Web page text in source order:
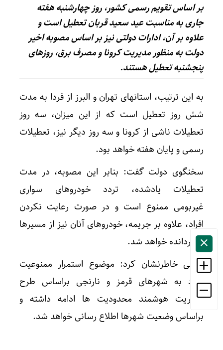
بر اساس تقویم رسمی کشور، روز چهارشنبه هفته
جاری به مناسبت عید سعید قربان تعطیل است و
علاوه بر آن، ادارات دولتی نیز بر اساس مصوبه اخیر
دولت به منظور مدیریت کرونا و مصرف برق، روزهای
پنجشنبه تعطیل هستند.
به این ترتیب، استانهای تهران و البرز از فردا به مدت
شش روز تعطیل است که از این میزان، سه روز
تعطیلات ناشی از کرونا و سه روز دیگر نیز، تعطیلات
رسمی و پایان هفته خواهد بود.
سخنگوی دولت گفت: بنابر این مصوبه، در مدت
تعطیلات یادشده، تردد خودروهای سواری
غیربومی ممنوع است و در صورت رعایت نکردن
افراد، علاوه بر جریمه، خودروهای آنان نیز از مسیرها
بازگردانده خواهد شد.
ربیعی خاطرنشان کرد: موضوع استمرار ممنوعیت
تردد به شهرهای قرمز و نارنجی براساس طرح
مدیریت هوشمند محدودیت ها ادامه داشته و
براساس وضعیت شهرها اطلاع رسانی خواهد شد.